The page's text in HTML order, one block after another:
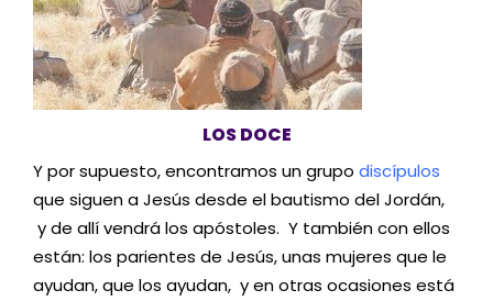
LOS DOCE
Y por supuesto, encontramos un grupo discípulos
que siguen a Jesús desde el bautismo del Jordán,
y de allí vendrá los apóstoles. Y también con ellos
están: los parientes de Jesús, unas mujeres que le
ayudan, que los ayudan, y en otras ocasiones está